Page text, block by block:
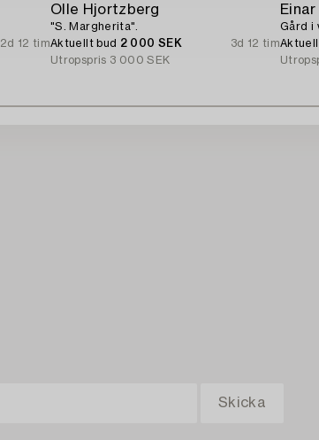
2d 12 tim
Olle Hjortzberg
"S. Margherita".
Aktuellt bud 2 000 SEK
3d 12 tim
Utropspris 3 000 SEK
Gård i